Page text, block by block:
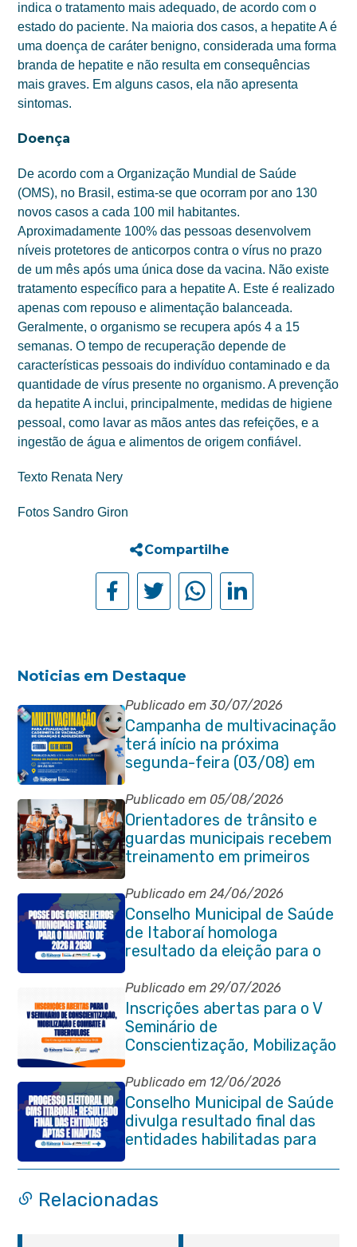
indica o tratamento mais adequado, de acordo com o
estado do paciente. Na maioria dos casos, a hepatite A é
uma doença de caráter benigno, considerada uma forma
branda de hepatite e não resulta em consequências
mais graves. Em alguns casos, ela não apresenta
sintomas.
Doença
De acordo com a Organização Mundial de Saúde
(OMS), no Brasil, estima-se que ocorram por ano 130
novos casos a cada 100 mil habitantes.
Aproximadamente 100% das pessoas desenvolvem
níveis protetores de anticorpos contra o vírus no prazo
de um mês após uma única dose da vacina. Não existe
tratamento específico para a hepatite A. Este é realizado
apenas com repouso e alimentação balanceada.
Geralmente, o organismo se recupera após 4 a 15
semanas. O tempo de recuperação depende de
características pessoais do indivíduo contaminado e da
quantidade de vírus presente no organismo. A prevenção
da hepatite A inclui, principalmente, medidas de higiene
pessoal, como lavar as mãos antes das refeições, e a
ingestão de água e alimentos de origem confiável.
Texto Renata Nery
Fotos Sandro Giron
Compartilhe
Noticias em Destaque
Publicado em 30/07/2026
Campanha de multivacinação
terá início na próxima
segunda-feira (03/08) em
Itaboraí
Publicado em 05/08/2026
Orientadores de trânsito e
guardas municipais recebem
treinamento em primeiros
socorros em Itaboraí
Publicado em 24/06/2026
Conselho Municipal de Saúde
de Itaboraí homologa
resultado da eleição para o
quadriênio 2026–2030
Publicado em 29/07/2026
Inscrições abertas para o V
Seminário de
Conscientização, Mobilização
e Combate à Tuberculose em
Itaboraí
Publicado em 12/06/2026
Conselho Municipal de Saúde
divulga resultado final das
entidades habilitadas para
eleição do quadriênio 2026-
2030
Relacionadas